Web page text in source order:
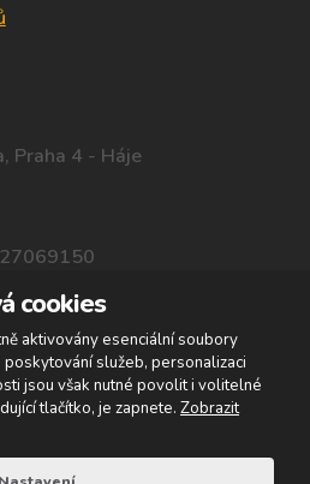
Praha 4 - Háje
s.r.o. - všechna práva vyhrazena
vytvořila eBRÁNA s.r.o.
použití|Nastavení cookies
cookies
aktivovány esenciální soubory
služeb, personalizaci
jsou však nutné povolit i volitelné
tlačítko, je zapnete. Zobrazit